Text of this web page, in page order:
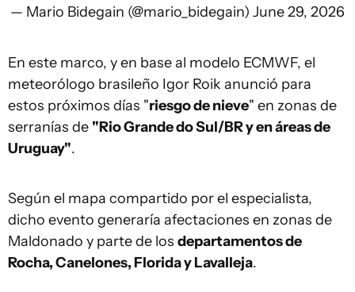
— Mario Bidegain (@mario_bidegain) June 29, 2026
En este marco, y en base al modelo ECMWF, el
meteorólogo brasileño Igor Roik anunció para
estos próximos días "riesgo de nieve" en zonas de
serranías de "Rio Grande do Sul/BR y en áreas de
Uruguay".
Según el mapa compartido por el especialista,
dicho evento generaría afectaciones en zonas de
Maldonado y parte de los departamentos de
Rocha, Canelones, Florida y Lavalleja.